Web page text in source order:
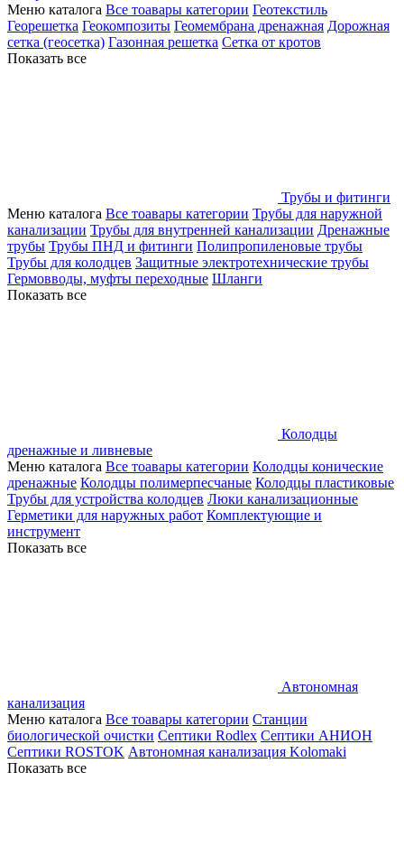
Меню каталога Все тоавары категории Геотекстиль
Георешетка Геокомпозиты Геомембрана дренажная Дорожная
сетка (геосетка) Газонная решетка Сетка от кротов
Показать все
Трубы и фитинги
Меню каталога Все тоавары категории Трубы для наружной
канализации Трубы для внутренней канализации Дренажные
трубы Трубы ПНД и фитинги Полипропиленовые трубы
Трубы для колодцев Защитные электротехнические трубы
Гермовводы, муфты переходные Шланги
Показать все
Колодцы
дренажные и ливневые
Меню каталога Все тоавары категории Колодцы конические
дренажные Колодцы полимерпесчаные Колодцы пластиковые
Трубы для устройства колодцев Люки канализационные
Герметики для наружных работ Комплектующие и
инструмент
Показать все
Автономная
канализация
Меню каталога Все тоавары категории Станции
биологической очистки Септики Rodlex Септики АНИОН
Септики ROSTOK Автономная канализация Kolomaki
Показать все